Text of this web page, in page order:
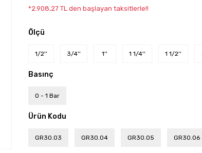
*2.908,27 TL den başlayan taksitlerle!!
Ölçü
1/2'' 3/4'' 1'' 1 1/4'' 1 1/2''
Basınç
0 - 1 Bar
Ürün Kodu
GR30.03 GR30.04 GR30.05 GR30.06